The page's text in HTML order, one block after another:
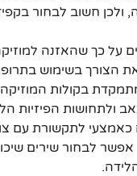
ולכן חשוב לבחור
על כך שהאזנה
הצורך בשימוש
בקולות המוזיקה,
ולתחושות הפיזיות
לתקשורת עם
לבחור שירים